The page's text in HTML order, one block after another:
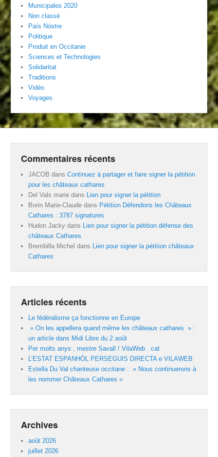
Municipales 2020
Non classé
País Nòstre
Politique
Produit en Occitanie
Sciences et Technologies
Solidaritat
Traditions
Vidéo
Voyages
Commentaires récents
JACOB dansContinuez à partager et faire signer la pétition
pour les châteaux cathares
Del Vals marie dans Lien pour signer la pétition
Borin Marie-Claude dans Pétition Défendons les Châteaux
Cathares : 3787 signatures
Hudon Jacky dans Lien pour signer la pétition défense des
châteaux Cathares
Brembilla Michel dans Lien pour signer la pétition châteaux
Cathares
Articles récents
Le fédéralisme ça fonctionne en Europe
» On les appellera quand même les châteaux cathares » :
un article dans Midi Libre du 2 août
Per molts anys , mestre Savall ! VilaWeb . cat
L’ESTAT ESPANHÒL PERSEGUIS DIRECTA e VILAWEB
Estella Du Val chanteuse occitane : » Nous continuerons à
les nommer Châteaux Cathares «
Archives
août 2026
juillet 2026